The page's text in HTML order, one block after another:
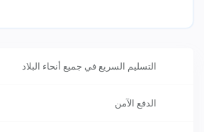
التسليم السريع في جميع أنحاء البلاد
الدفع الآمن